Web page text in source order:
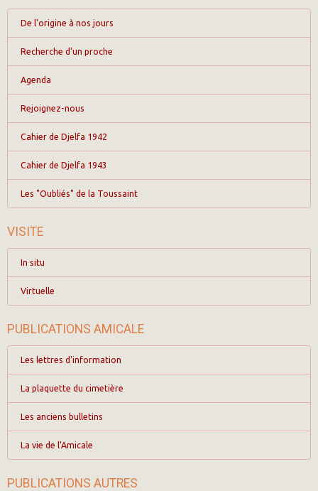
De l'origine à nos jours
Recherche d'un proche
Agenda
Rejoignez-nous
Cahier de Djelfa 1942
Cahier de Djelfa 1943
Les "Oubliés" de la Toussaint
VISITE
In situ
Virtuelle
PUBLICATIONS AMICALE
Les lettres d'information
La plaquette du cimetière
Les anciens bulletins
La vie de l'Amicale
PUBLICATIONS AUTRES